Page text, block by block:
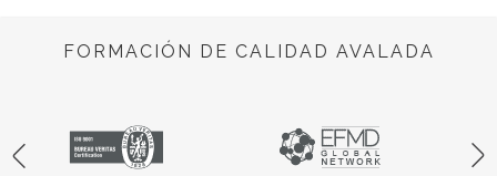
FORMACIÓN DE CALIDAD AVALADA